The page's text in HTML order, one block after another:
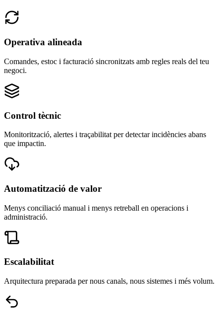
Operativa alineada
Comandes, estoc i facturació sincronitzats amb regles reals del teu
negoci.
Control tècnic
Monitorització, alertes i traçabilitat per detectar incidències abans
que impactin.
Automatització de valor
Menys conciliació manual i menys retreball en operacions i
administració.
Escalabilitat
Arquitectura preparada per nous canals, nous sistemes i més volum.